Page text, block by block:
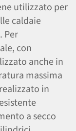
utilizzato per
caldaie
Per
con
anche in
massima
in
a secco